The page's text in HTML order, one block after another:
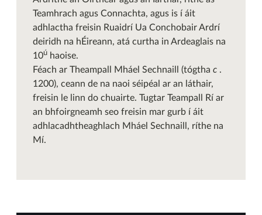
Teamhrach agus Connachta, agus is í áit
adhlactha freisin Ruaidrí Ua Conchobair Ardrí
deiridh na hÉireann, atá curtha in Ardeaglais na
10ú haoise.
Féach ar Theampall Mháel Sechnaill (tógtha c .
1200), ceann de na naoi séipéal ar an láthair,
freisin le linn do chuairte. Tugtar Teampall Rí ar
an bhfoirgneamh seo freisin mar gurb í áit
adhlacadhtheaghlach Mháel Sechnaill, ríthe na
Mí.